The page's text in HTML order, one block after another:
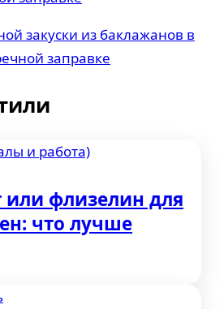
закуски из баклажанов в
заправке
и работа)
или флизелин для
что лучше